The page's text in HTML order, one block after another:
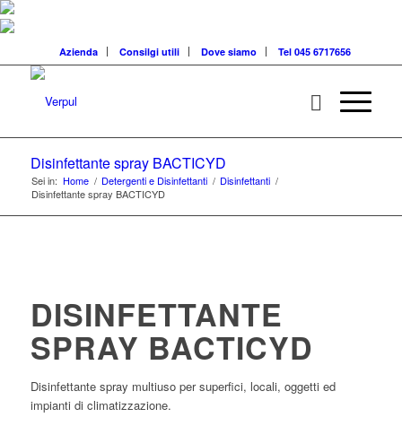
Azienda Consilgi utili Dove siamo Tel 045 6717656
Disinfettante spray BACTICYD
Sei in: Home / Detergenti e Disinfettanti / Disinfettanti /
Disinfettante spray BACTICYD
DISINFETTANTE
SPRAY BACTICYD
Disinfettante spray multiuso per superfici, locali, oggetti ed
impianti di climatizzazione.